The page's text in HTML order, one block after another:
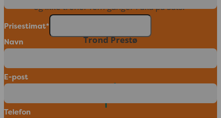
og ikke trener fem ganger i uka på Sats.”
Trond Prestø
Prisestimat*
Navn
E-post
Telefon